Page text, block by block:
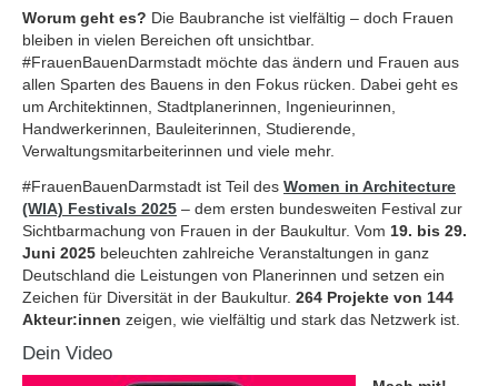
Worum geht es? Die Baubranche ist vielfältig – doch Frauen
bleiben in vielen Bereichen oft unsichtbar.
#FrauenBauenDarmstadt möchte das ändern und Frauen aus
allen Sparten des Bauens in den Fokus rücken. Dabei geht es
um Architektinnen, Stadtplanerinnen, Ingenieurinnen,
Handwerkerinnen, Bauleiterinnen, Studierende,
Verwaltungsmitarbeiterinnen und viele mehr.
#FrauenBauenDarmstadt ist Teil des Women in Architecture
(WIA) Festivals 2025 – dem ersten bundesweiten Festival zur
Sichtbarmachung von Frauen in der Baukultur. Vom 19. bis 29.
Juni 2025 beleuchten zahlreiche Veranstaltungen in ganz
Deutschland die Leistungen von Planerinnen und setzen ein
Zeichen für Diversität in der Baukultur. 264 Projekte von 144
Akteur:innen zeigen, wie vielfältig und stark das Netzwerk ist.
Dein Video